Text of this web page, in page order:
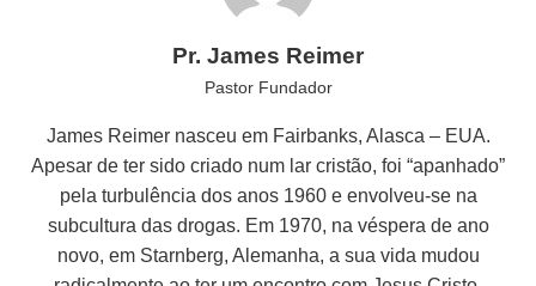
Pr. James Reimer
Pastor Fundador
James Reimer nasceu em Fairbanks, Alasca – EUA.
Apesar de ter sido criado num lar cristão, foi “apanhado”
pela turbulência dos anos 1960 e envolveu-se na
subcultura das drogas. Em 1970, na véspera de ano
novo, em Starnberg, Alemanha, a sua vida mudou